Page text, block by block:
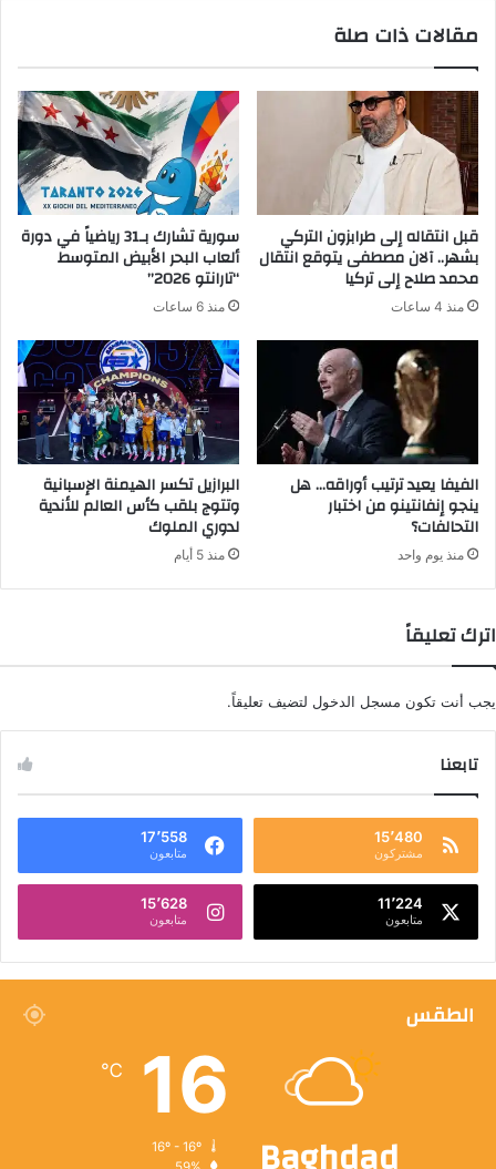
مقالات ذات صلة
قبل انتقاله إلى طرابزون التركي
بشهر.. آلان مصطفى يتوقع انتقال
محمد صلاح إلى تركيا
منذ 4 ساعات
سورية تشارك بـ31 رياضياً في دورة
ألعاب البحر الأبيض المتوسط
“تارانتو 2026”
منذ 6 ساعات
الفيفا يعيد ترتيب أوراقه… هل
ينجو إنفانتينو من اختبار
التحالفات؟
منذ يوم واحد
البرازيل تكسر الهيمنة الإسبانية
وتتوج بلقب كأس العالم للأندية
لدوري الملوك
منذ 5 أيام
اترك تعليقاً
يجب أنت تكون مسجل الدخول لتضيف تعليقاً.
تابعنا
15٬480
مشتركون
17٬558
متابعون
11٬224
متابعون
15٬628
متابعون
الطقس
16
℃